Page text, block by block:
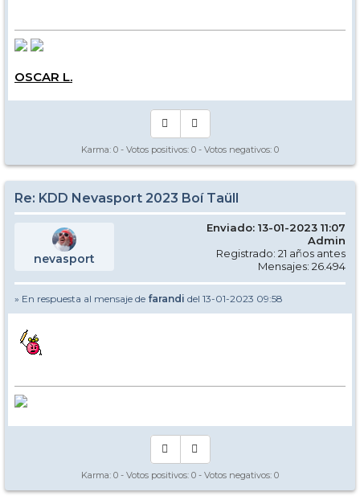
OSCAR L.
Karma: 0 - Votos positivos: 0 - Votos negativos: 0
Re: KDD Nevasport 2023 Boí Taüll
nevasport
Enviado: 13-01-2023 11:07
Admin
Registrado: 21 años antes
Mensajes: 26.494
» En respuesta al mensaje de farandi del 13-01-2023 09:58
Karma: 0 - Votos positivos: 0 - Votos negativos: 0